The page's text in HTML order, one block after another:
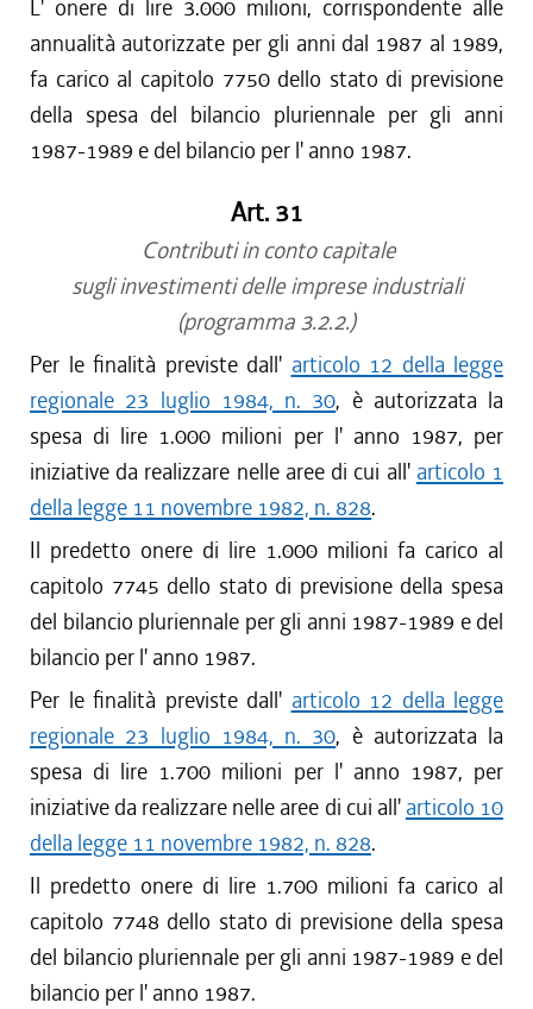
L' onere di lire 3.000 milioni, corrispondente alle
annualità autorizzate per gli anni dal 1987 al 1989,
fa carico al capitolo 7750 dello stato di previsione
della spesa del bilancio pluriennale per gli anni
1987-1989 e del bilancio per l' anno 1987.
Art. 31
Contributi in conto capitale
sugli investimenti delle imprese industriali
(programma 3.2.2.)
Per le finalità previste dall' articolo 12 della legge
regionale 23 luglio 1984, n. 30, è autorizzata la
spesa di lire 1.000 milioni per l' anno 1987, per
iniziative da realizzare nelle aree di cui all' articolo 1
della legge 11 novembre 1982, n. 828.
Il predetto onere di lire 1.000 milioni fa carico al
capitolo 7745 dello stato di previsione della spesa
del bilancio pluriennale per gli anni 1987-1989 e del
bilancio per l' anno 1987.
Per le finalità previste dall' articolo 12 della legge
regionale 23 luglio 1984, n. 30, è autorizzata la
spesa di lire 1.700 milioni per l' anno 1987, per
iniziative da realizzare nelle aree di cui all' articolo 10
della legge 11 novembre 1982, n. 828.
Il predetto onere di lire 1.700 milioni fa carico al
capitolo 7748 dello stato di previsione della spesa
del bilancio pluriennale per gli anni 1987-1989 e del
bilancio per l' anno 1987.